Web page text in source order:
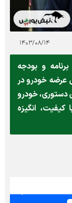
۱۴۰۳/۰۸/۱۴
و بودجه
خودرو در
خودرو
کیفیت، انگیزه